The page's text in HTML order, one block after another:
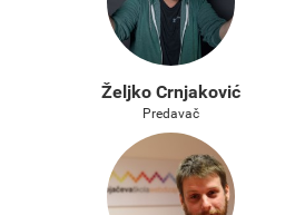
Željko Crnjaković
Predavač